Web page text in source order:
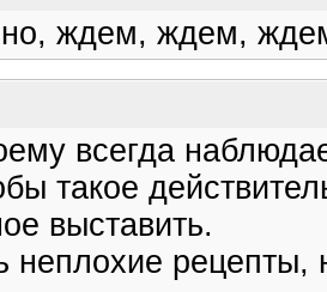
ждем, ждем,
всегда
такое
выставить.
неплохие рецепты,